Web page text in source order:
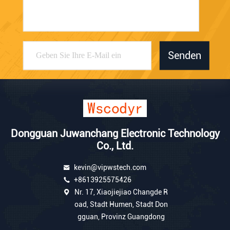
Senden
Dongguan Juwanchang Electronic Technology
Co., Ltd.
kevin@vipwstech.com
+8613925575426
Nr. 17, Xiaojiejiao Changde R
oad, Stadt Humen, Stadt Don
gguan, Provinz Guangdong